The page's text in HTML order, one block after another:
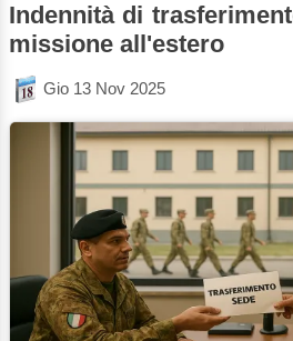
Indennità di
missione all'estero
Gio 13 Nov 2025